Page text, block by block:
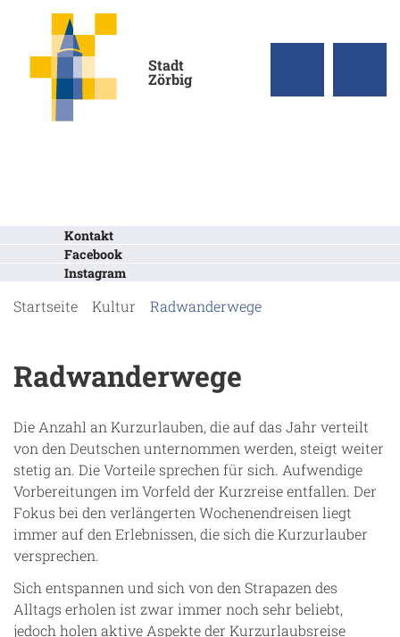
Stadt
Zörbig
Kontakt
Facebook
Instagram
Startseite Kultur Radwanderwege
Radwanderwege
Die Anzahl an Kurzurlauben, die auf das Jahr verteilt
von den Deutschen unternommen werden, steigt weiter
stetig an. Die Vorteile sprechen für sich. Aufwendige
Vorbereitungen im Vorfeld der Kurzreise entfallen. Der
Fokus bei den verlängerten Wochenendreisen liegt
immer auf den Erlebnissen, die sich die Kurzurlauber
versprechen.
Sich entspannen und sich von den Strapazen des
Alltags erholen ist zwar immer noch sehr beliebt,
jedoch holen aktive Aspekte der Kurzurlaubsreise